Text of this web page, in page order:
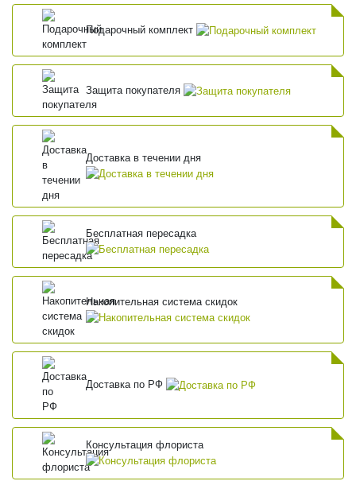
Подарочный комплект
Защита покупателя
Доставка в течении дня
Бесплатная пересадка
Накопительная система скидок
Доставка по РФ
Консультация флориста